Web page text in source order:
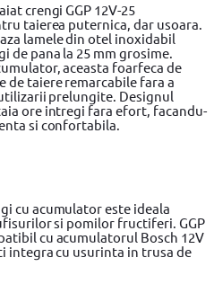
crengi GGP 12V-25
taierea puternica, dar usoara.
lamele din otel inoxidabil
de pana la 25 mm grosime.
aceasta foarfeca de
taiere remarcabile fara a
prelungite. Designul
ore intregi fara efort, facandu-
si confortabila.
cu acumulator este ideala
si pomilor fructiferi. GGP
cu acumulatorul Bosch 12V
integra cu usurinta in trusa de